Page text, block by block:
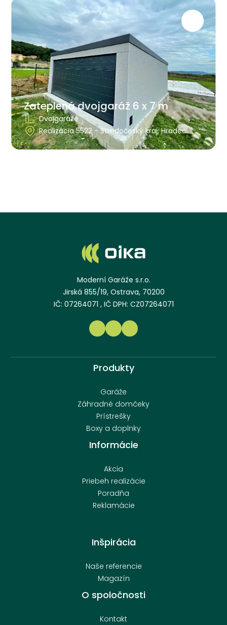
Zateplená dvojgaráž 6 x 7 m
Dvojgaráže
Realizácia 5522 - Stredočeský kraj, Hradec
Králové
Moderní Garáže s.r.o.
Jirská 855/19, Ostrava, 70200
IČ: 07264071 , IČ DPH: CZ07264071
Produkty
Garáže
Záhradné domčeky
Prístrešky
Boxy a doplnky
Informácie
Akcia
Priebeh realizácie
Poradňa
Reklamácie
Inšpirácia
Naše referencie
Magazín
O spoločnosti
Kontakt